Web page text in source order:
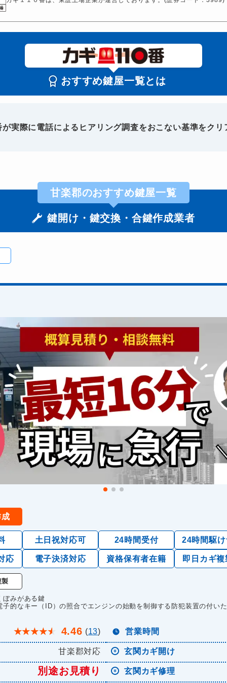
おすすめ鍵屋一覧とは
実際に電話によるヒアリング調査をおこない基準をクリ
甘楽郡のおすすめ鍵屋一覧
鍵開け・鍵交換・合鍵作成業者
土日祝対応可 24時間受付 24時間駆
応 電子決済対応 資格保有者在籍 即日カギ複
製
みがある鍵
的なキー（ID）の照合でエンジンの始動を制御する防犯装置の付い
★★★★★ 4.46 (13) 営業時間
甘楽郡対応 玄関カギ開け
別途お見積り 玄関カギ修理